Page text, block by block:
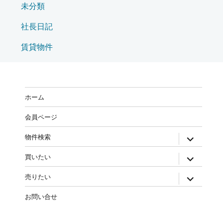
未分類
社長日記
賃貸物件
ホーム
会員ページ
物件検索
買いたい
売りたい
お問い合せ